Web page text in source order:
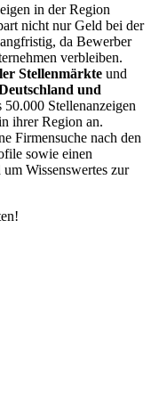
in der Region
nicht nur Geld bei der
da Bewerber
verbleiben.
Stellenmärkte und
und
50.000 Stellenanzeigen
ihrer Region an.
Firmensuche nach den
sowie einen
Wissenswertes zur